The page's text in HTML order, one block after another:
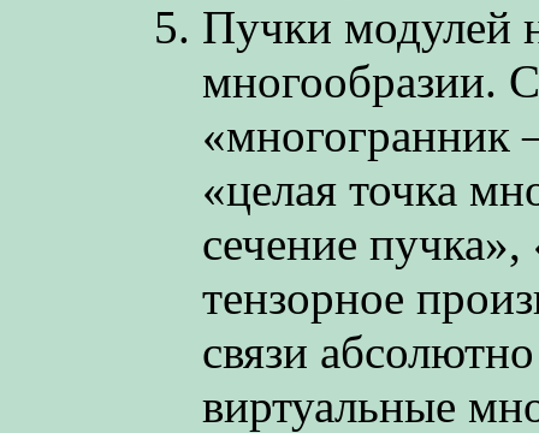
Пучки модулей
многообразии.
«целая точка
сечение
тензорное
связи
виртуальные